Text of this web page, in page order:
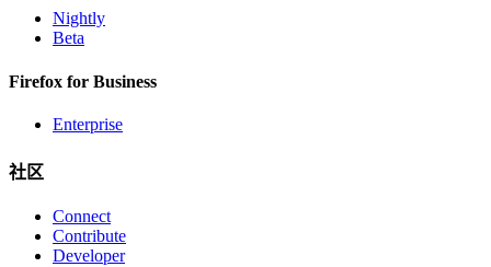
Nightly
Beta
Firefox for Business
Enterprise
社区
Connect
Contribute
Developer